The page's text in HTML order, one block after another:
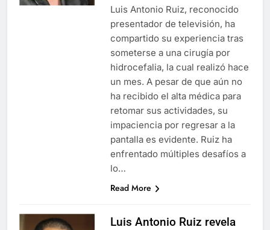
Luis Antonio Ruiz, reconocido
presentador de televisión, ha
compartido su experiencia tras
someterse a una cirugía por
hidrocefalia, la cual realizó hace
un mes. A pesar de que aún no
ha recibido el alta médica para
retomar sus actividades, su
impaciencia por regresar a la
pantalla es evidente. Ruiz ha
enfrentado múltiples desafíos a
lo…
Read More
Luis Antonio Ruiz revela